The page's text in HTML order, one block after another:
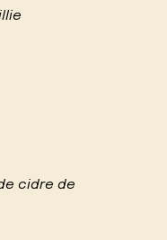
cidre de